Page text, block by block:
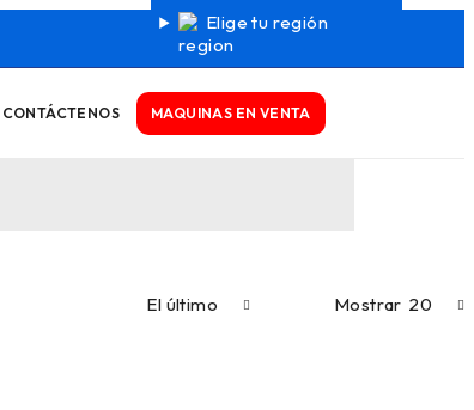
Elige tu región
CONTÁCTENOS MAQUINAS EN VENTA
El último Mostrar 20